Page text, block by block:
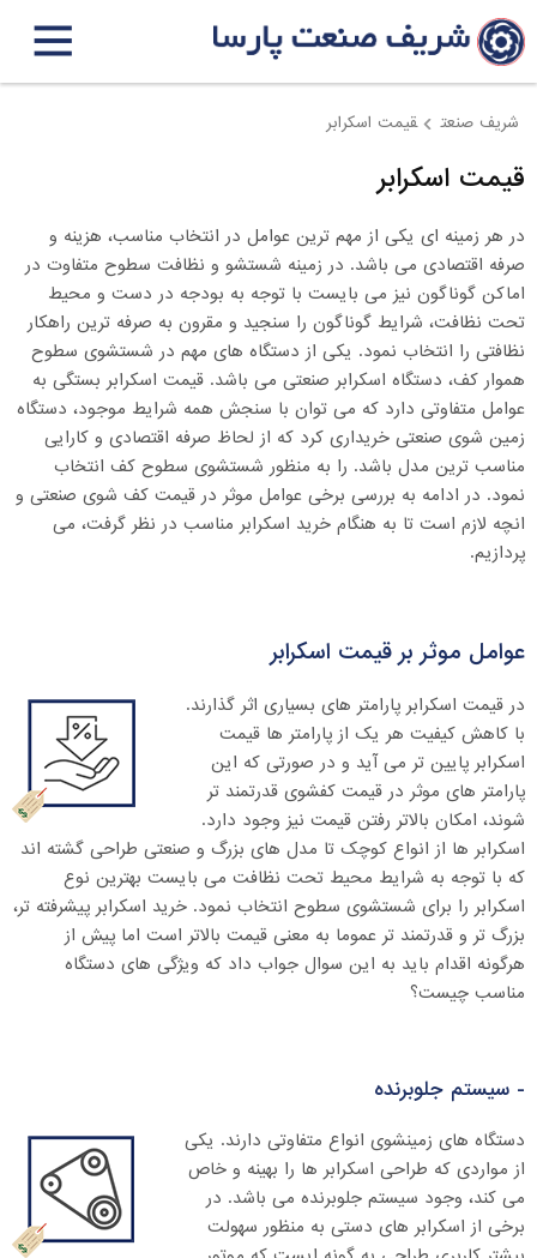
شریف صنعت قیمت اسکرابر
قیمت اسکرابر
در هر زمینه ای یکی از مهم ترین عوامل در انتخاب مناسب، هزینه و
صرفه اقتصادی می باشد. در زمینه شستشو و نظافت سطوح متفاوت در
اماکن گوناگون نیز می بایست با توجه به بودجه در دست و محیط
تحت نظافت، شرایط گوناگون را سنجید و مقرون به صرفه ترین راهکار
نظافتی را انتخاب نمود. یکی از دستگاه های مهم در شستشوی سطوح
هموار کف، دستگاه اسکرابر صنعتی می باشد. قیمت اسکرابر بستگی به
عوامل متفاوتی دارد که می توان با سنجش همه شرایط موجود، دستگاه
زمین شوی صنعتی خریداری کرد که از لحاظ صرفه اقتصادی و کارایی
مناسب ترین مدل باشد. را به منظور شستشوی سطوح کف انتخاب
نمود. در ادامه به بررسی برخی عوامل موثر در قیمت کف شوی صنعتی و
انچه لازم است تا به هنگام خرید اسکرابر مناسب در نظر گرفت، می
پردازیم.
عوامل موثر بر قیمت اسکرابر
در قیمت اسکرابر پارامتر های بسیاری اثر گذارند.
با کاهش کیفیت هر یک از پارامتر ها قیمت
اسکرابر پایین تر می آید و در صورتی که این
پارامتر های موثر در قیمت کفشوی قدرتمند تر
شوند، امکان بالاتر رفتن قیمت نیز وجود دارد.
اسکرابر ها از انواع کوچک تا مدل های بزرگ و صنعتی طراحی گشته اند
که با توجه به شرایط محیط تحت نظافت می بایست بهترین نوع
اسکرابر را برای شستشوی سطوح انتخاب نمود. خرید اسکرابر پیشرفته تر،
بزرگ تر و قدرتمند تر عموما به معنی قیمت بالاتر است اما پیش از
هرگونه اقدام باید به این سوال جواب داد که ویژگی های دستگاه
مناسب چیست؟
- سیستم جلوبرنده
دستگاه های زمینشوی انواع متفاوتی دارند. یکی
از مواردی که طراحی اسکرابر ها را بهینه و خاص
می کند، وجود سیستم جلوبرنده می باشد. در
برخی از اسکرابر های دستی به منظور سهولت